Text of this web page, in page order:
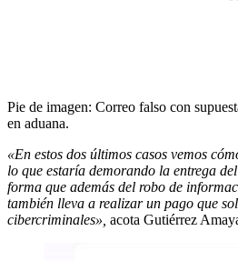
Pie de imagen: Correo falso con
en aduana.
«En estos dos últimos casos vemos
lo que estaría demorando la entrega
forma que además del robo de
también lleva a realizar un pago que
cibercriminales», acota Gutiérrez